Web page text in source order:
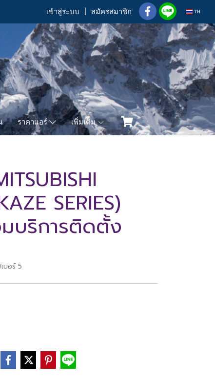
เข้าสู่ระบบ สมัครสมาชิก TH
ราคาแอร์ เพิ่มเติม
SERIES)
บริการติดตั้ง
บอร์ 5